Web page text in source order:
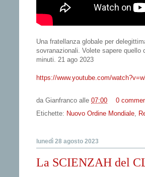
Una fratellanza globale per
sovranazionali. Volete sapere
minuti. 21 ago 2023
https://www.youtube.com/
da Gianfranco alle 07:00
0
Etichette: Nuovo Ordine Mondiale,
lunedì 28 agosto 2023
La SCIENZAH del